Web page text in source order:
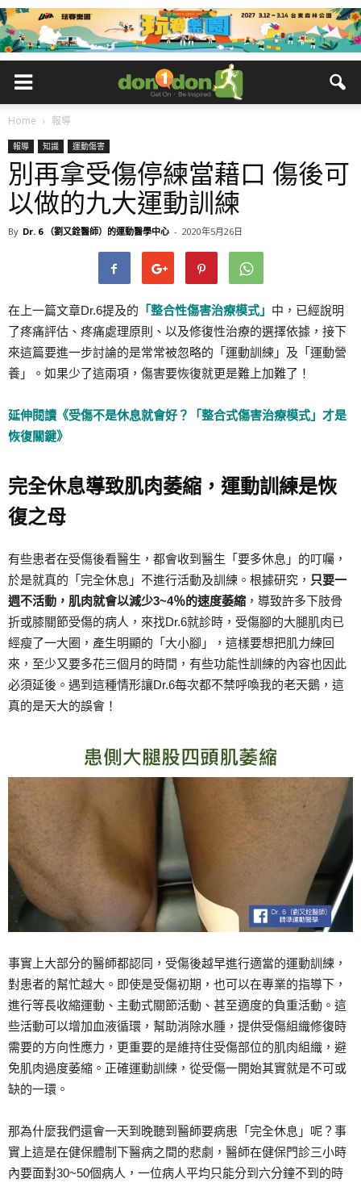
Home 報導
報導 知識 運動傷害
別再拿受傷停練當藉口 傷後可
以做的九大運動訓練
By Dr. 6 （劉又銓醫師）的運動醫學中心 - 2020年5月26日
在上一篇文章Dr.6提及的 「整合性傷害治療模式」 中，已經說明
了疼痛評估、疼痛處理原則、以及修復性治療的選擇依據，接下
來這篇要進一步討論的是常常被忽略的「運動訓練」及「運動營
養」。如果少了這兩項，傷害要恢復就更是難上加難了！
延伸閱讀《受傷不是休息就會好？「整合式傷害治療模式」才是
恢復關鍵》
完全休息導致肌肉萎縮，運動訓練是恢
復之母
有些患者在受傷後看醫生，都會收到醫生「要多休息」的叮囑，
於是就真的「完全休息」不進行活動及訓練。根據研究， 只要一
週不活動，肌肉就會以減少3~4％的速度萎縮 ，導致許多下肢骨
折或膝關節受傷的病人，來找Dr.6就診時，受傷腳的大腿肌肉已
經瘦了一大圈，產生明顯的「大小腳」，這樣要想把肌力練回
來，至少又要多花三個月的時間，有些功能性訓練的內容也因此
必須延後。遇到這種情形讓Dr.6每次都不禁呼喚我的老天鵝，這
真的是天大的誤會！
事實上大部分的醫師都認同，受傷後越早進行適當的運動訓練，
對患者的幫忙越大。即使是受傷初期，也可以在專業的指導下，
進行等長收縮運動、主動式關節活動、甚至適度的負重活動。這
些活動可以增加血液循環，幫助消除水腫，提供受傷組織修復時
需要的方向性應力，更重要的是維持住受傷部位的肌肉組織，避
免肌肉過度萎縮。正確運動訓練，從受傷一開始其實就是不可或
缺的一環。
那為什麼我們還會一天到晚聽到醫師要病患「完全休息」呢？事
實上這是在健保體制下醫病之間的悲劇，醫師在健保門診三小時
內要面對30~50個病人，一位病人平均只能分到六分鐘不到的時